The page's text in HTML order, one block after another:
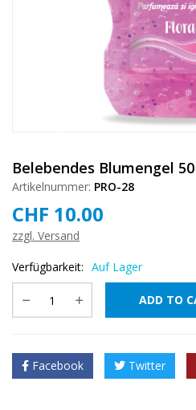
Belebendes Blumengel
Artikelnummer: PRO-28
CHF 10.00
zzgl. Versand
Verfügbarkeit: Auf Lager
ADD TO
Facebook Twitter
❅